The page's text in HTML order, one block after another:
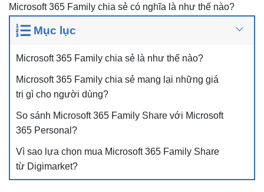
Microsoft 365 Family chia sẻ có nghĩa là như thế nào?
Mục lục
Microsoft 365 Family chia sẻ là như thế nào?
Microsoft 365 Family chia sẻ mang lại những giá
trị gì cho người dùng?
So sánh Microsoft 365 Family Share với Microsoft
365 Personal?
Vì sao lựa chọn mua Microsoft 365 Family Share
từ Digimarket?